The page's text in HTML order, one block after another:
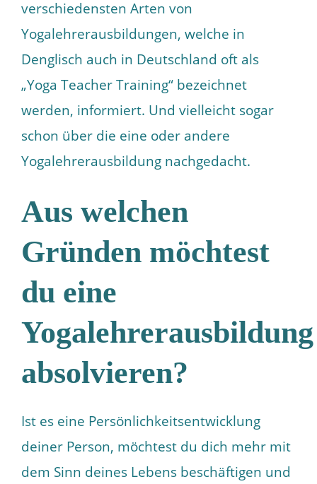
verschiedensten Arten von
Yogalehrerausbildungen, welche in
Denglisch auch in Deutschland oft als
„Yoga Teacher Training“ bezeichnet
werden, informiert. Und vielleicht sogar
schon über die eine oder andere
Yogalehrerausbildung nachgedacht.
Aus welchen
Gründen möchtest
du eine
Yogalehrerausbildung
absolvieren?
Ist es eine Persönlichkeitsentwicklung
deiner Person, möchtest du dich mehr mit
dem Sinn deines Lebens beschäftigen und